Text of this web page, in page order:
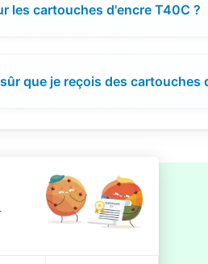
les cartouches d'encre T40C ?
que je reçois des cartouches